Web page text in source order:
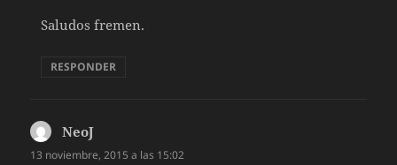
Saludos fremen.
RESPONDER
NeoJ
13 noviembre, 2015 a las 15:02